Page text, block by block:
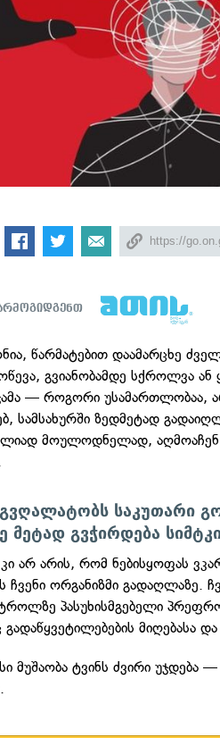
წარმატებით დაამარცხე
გვიანობამდე სქროლვა
— როგორი უსამართლობაა,
სამსახურში ზედმეტად
მოულოდნელად,
საკუთარი
მეტად გვჭირდება
კი არ არის, რომ ნებისყოფას
ჩვენი ორგანიზმი გადაღლაზე.
პასუხისმგებელი
მიღებასა და
მუშაობა ტვინს ძვირი